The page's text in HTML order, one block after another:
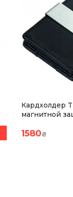
Кардхолдер
магнитной
1580₴